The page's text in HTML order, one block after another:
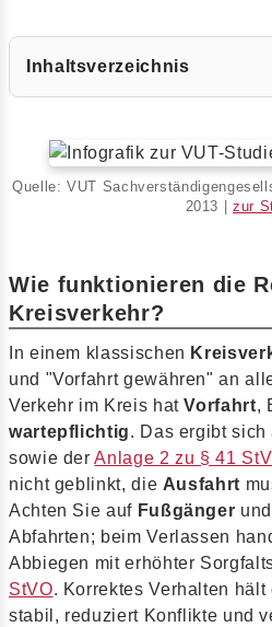
Inhaltsverzeichnis
Quelle: VUT
2013 |zur
Wie funktionieren die
Kreisverkehr?
In einem klassischen
und "Vorfahrt gewähren" an
Verkehr im Kreis hatVorfahrt,
wartepflichtig. Das ergibt sich
sowie derAnlage 2 zu § 41
nicht geblinkt, die Ausfahrt
Achten Sie auf Fußgänger und
Abfahrten; beim Verlassen
Abbiegen mit erhöhter
StVO. Korrektes Verhalten
stabil, reduziert Konflikte und